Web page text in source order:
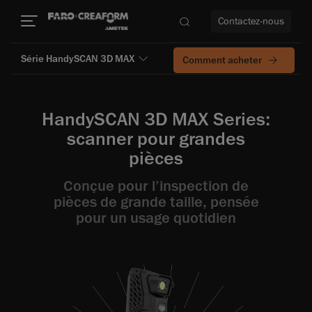
encore
Contactez-nous
Série HandySCAN 3D MAX Comment acheter
HandySCAN 3D MAX Series:
scanner pour grandes
pièces
Conçue pour l’inspection de
pièces de grande taille, pensée
pour un usage quotidien